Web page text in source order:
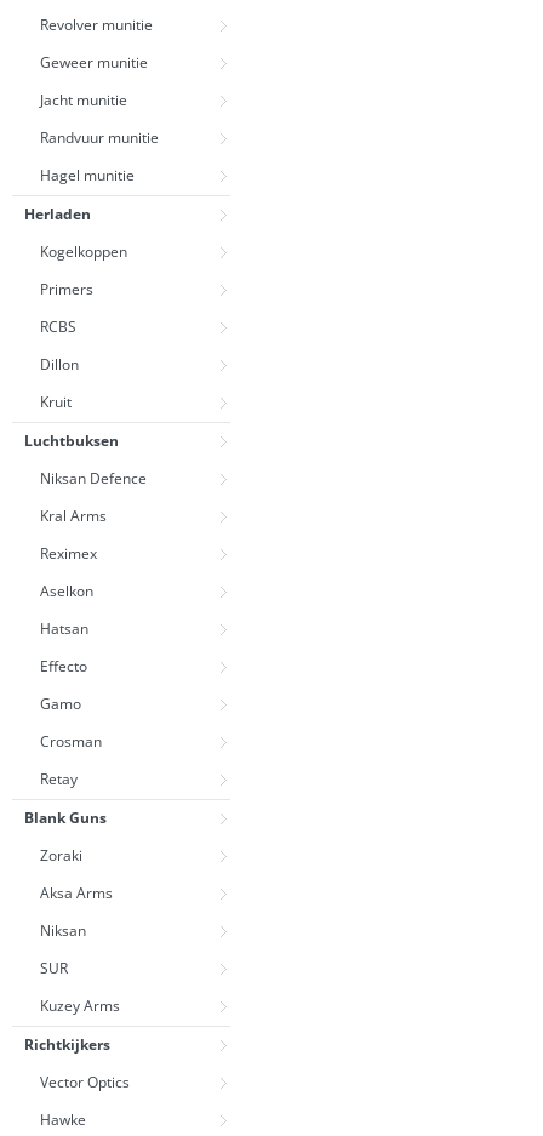
Revolver munitie
Geweer munitie
Jacht munitie
Randvuur munitie
Hagel munitie
Herladen
Kogelkoppen
Primers
RCBS
Dillon
Kruit
Luchtbuksen
Niksan Defence
Kral Arms
Reximex
Aselkon
Hatsan
Effecto
Gamo
Crosman
Retay
Blank Guns
Zoraki
Aksa Arms
Niksan
SUR
Kuzey Arms
Richtkijkers
Vector Optics
Hawke